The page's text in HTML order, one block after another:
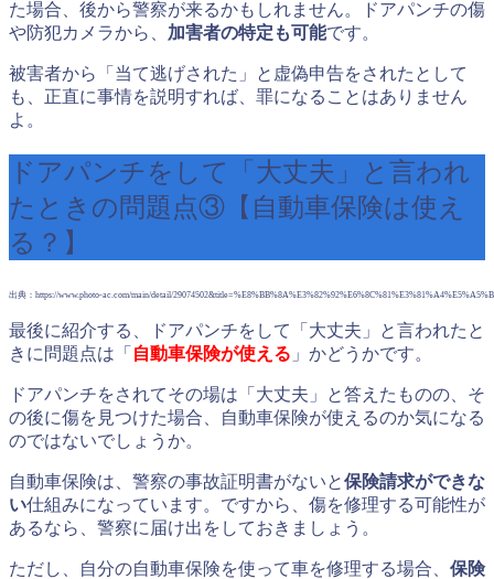
た場合、後から警察が来るかもしれません。ドアパンチの傷
や防犯カメラから、 加害者の特定も可能です。
被害者から「当て逃げされた」と虚偽申告をされたとして
も、正直に事情を説明すれば、罪になることはありません
よ。
ドアパンチをして「大丈夫」と言われ
たときの問題点③【自動車保険は使え
る？】
出典：https://www.photo-ac.com/main/detail/
最後に紹介する、ドアパンチをして「大丈夫」と言われたと
きに問題点は「 自動車保険が使える 」かどうかです。
ドアパンチをされてその場は「大丈夫」と答えたものの、そ
の後に傷を見つけた場合、自動車保険が使えるのか気になる
のではないでしょうか。
自動車保険は、警察の事故証明書がないと保険請求ができな
い仕組みになっています。ですから、傷を修理する可能性が
あるなら、警察に届け出をしておきましょう。
ただし、自分の自動車保険を使って車を修理する場合、 保険